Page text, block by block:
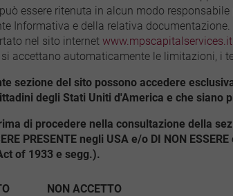
essere ritenuta in alcun modo
Informativa e della relativa
nel sito internet www.mpscapitalservices.it
si accettano automaticamente le limitazioni, i
sezione del sito possono accedere
degli Stati Uniti d'America e che siano
di procedere nella consultazione della
PRESENTE negli USA e/o DI NON
of 1933 e segg.).
NON ACCETTO